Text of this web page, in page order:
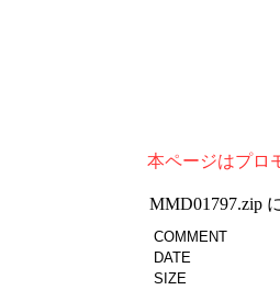
本ページはプロ
MMD01797.zip
COMMENT
DATE
SIZE